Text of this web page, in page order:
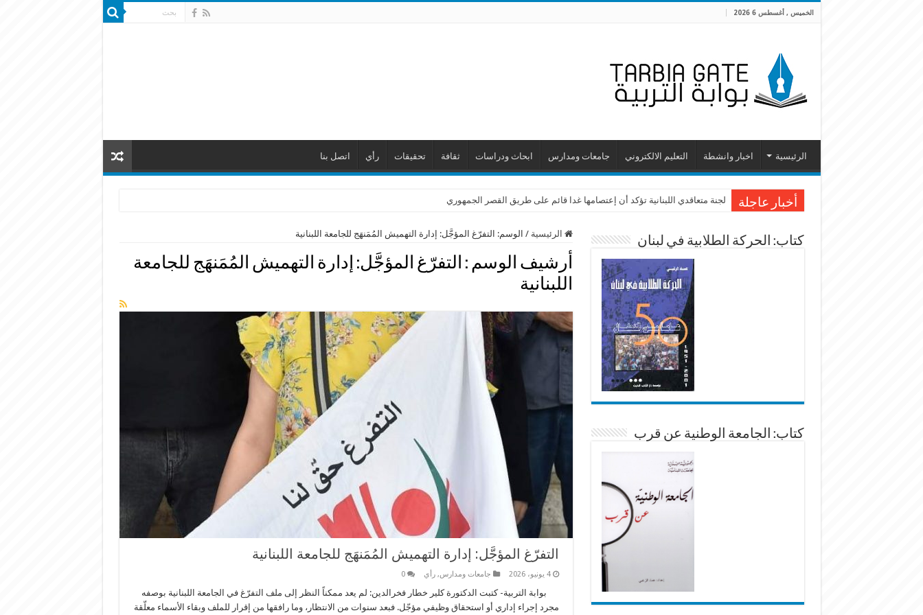
الخميس , أغسطس 6 2026
الرئيسية اخبار وانشطة التعليم الالكتروني جامعات ومدارس ابحاث ودراسات ثقافة تحقيقات رأي اتصل بنا
أخبار عاجلة لجنة متعاقدي اللبنانية تؤكد أن إعتصامها غدا قائم على طريق القصر الجمهوري
الرئيسية / الوسم: التفرّغ المؤجَّل: إدارة التهميش المُمَنهَج للجامعة اللبنانية
أرشيف الوسم : التفرّغ المؤجَّل: إدارة التهميش المُمَنهَج للجامعة
اللبنانية
التفرّغ المؤجَّل: إدارة التهميش المُمَنهَج للجامعة اللبنانية
4 يونيو، 2026 جامعات ومدارس,رأي 0
بوابة التربية- كتبت الدكتورة كلير خطار فخرالدين: لم يعد ممكناً النظر إلى ملف التفرّغ في الجامعة اللبنانية بوصفه
مجرد إجراء إداري أو استحقاق وظيفي مؤجّل. فبعد سنوات من الانتظار، وما رافقها من إقرار للملف وبقاء الأسماء معلّقة
كتاب: الحركة الطلابية في لبنان
كتاب: الجامعة الوطنية عن قرب